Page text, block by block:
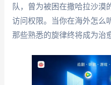
队，曾为被困在撒哈拉沙漠
访问权限。当你在海外怎么
那些熟悉的旋律终将成为治